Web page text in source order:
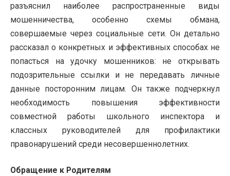
разъяснил наиболее распространенные виды
мошенничества, особенно схемы обмана,
совершаемые через социальные сети. Он детально
рассказал о конкретных и эффективных способах не
попасться на удочку мошенников: не открывать
подозрительные ссылки и не передавать личные
данные посторонним лицам. Он также подчеркнул
необходимость повышения эффективности
совместной работы школьного инспектора и
классных руководителей для профилактики
правонарушений среди несовершеннолетних.
Обращение к Родителям